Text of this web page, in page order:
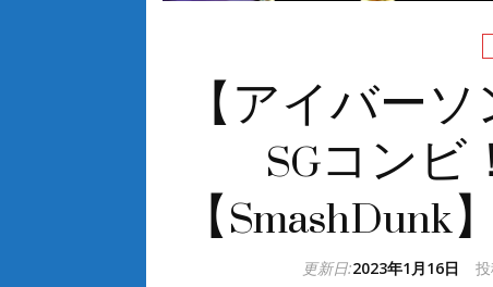
【アイバー
SGコン
【 更新日:2023年1月16日